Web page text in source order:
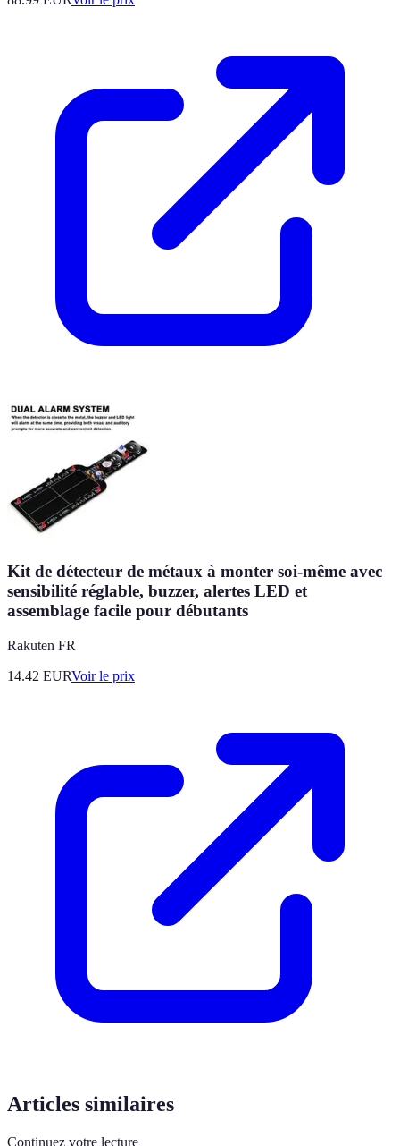
Kit de détecteur de métaux à monter soi-même avec
sensibilité réglable, buzzer, alertes LED et
assemblage facile pour débutants
Rakuten FR
14.42 EURVoir le prix
Articles similaires
Continuez votre lecture